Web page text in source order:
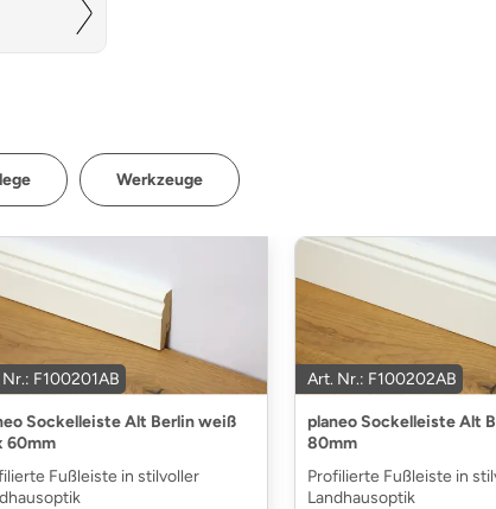
Werkzeuge
F100201AB
Sockelleiste Alt Berlin weiß
60mm
Fußleiste in stilvoller
Art. Nr.: F100202AB
planeo Sockelleiste Alt
80mm
Profilierte Fußleiste in
Landhausoptik